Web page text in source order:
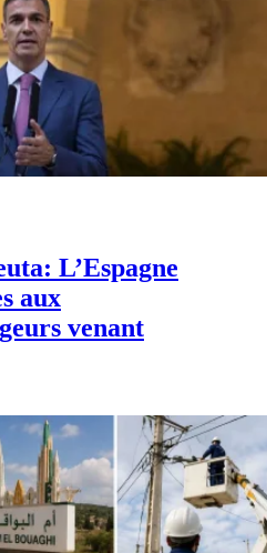
L’Espagne
aux
venant